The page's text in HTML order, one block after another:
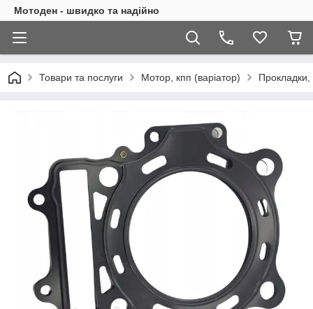
Мотоден - швидко та надійно
Товари та послуги Мотор, кпп (варіатор) Прокладки,